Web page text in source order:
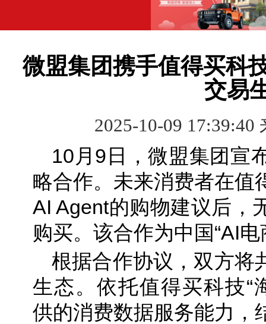
微盟集团携手值得买科
交易
2025-10-09 17:39:40
10月9日，微盟集团宣
略合作。未来消费者在值
AI Agent的购物建议后，
购买。该合作为中国“AI
根据合作协议，双方将
生态。依托值得买科技“
供的消费数据服务能力，